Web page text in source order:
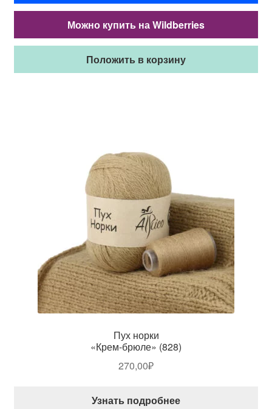
Можно купить на Wildberries
Положить в корзину
Пух норки
«Крем-брюле» (828)
270,00₽
Узнать подробнее